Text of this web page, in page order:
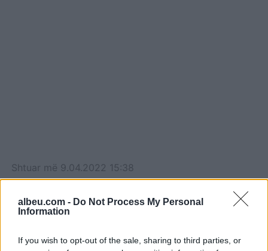
albeu.com - Do Not Process My Personal
Information
If you wish to opt-out of the sale, sharing to third parties, or
Shtuar më 9.04.2022 15:38
rama
, gjykatat shqiptare , kongresi i ps